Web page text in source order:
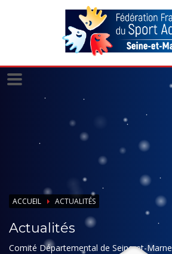
ACCUEIL ACTUALITÉS
Actualités
Comité Départemental de Seine-et-Marne
Panneau de gestion des cookies